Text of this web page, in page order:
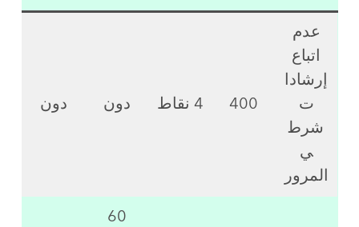
عدم
اتباع
إرشادا
ت
شرط
ي
المرور
400 4 نقاط دون دون
60